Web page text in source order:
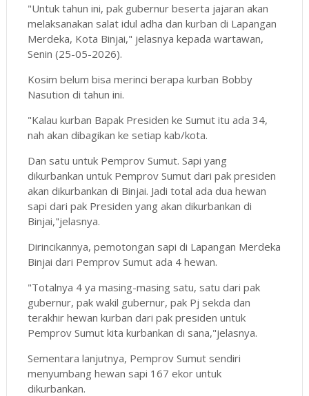
"Untuk tahun ini, pak gubernur beserta jajaran akan
melaksanakan salat idul adha dan kurban di Lapangan
Merdeka, Kota Binjai," jelasnya kepada wartawan,
Senin (25-05-2026).
Kosim belum bisa merinci berapa kurban Bobby
Nasution di tahun ini.
"Kalau kurban Bapak Presiden ke Sumut itu ada 34,
nah akan dibagikan ke setiap kab/kota.
Dan satu untuk Pemprov Sumut. Sapi yang
dikurbankan untuk Pemprov Sumut dari pak presiden
akan dikurbankan di Binjai. Jadi total ada dua hewan
sapi dari pak Presiden yang akan dikurbankan di
Binjai,"jelasnya.
Dirincikannya, pemotongan sapi di Lapangan Merdeka
Binjai dari Pemprov Sumut ada 4 hewan.
"Totalnya 4 ya masing-masing satu, satu dari pak
gubernur, pak wakil gubernur, pak Pj sekda dan
terakhir hewan kurban dari pak presiden untuk
Pemprov Sumut kita kurbankan di sana,"jelasnya.
Sementara lanjutnya, Pemprov Sumut sendiri
menyumbang hewan sapi 167 ekor untuk
dikurbankan.